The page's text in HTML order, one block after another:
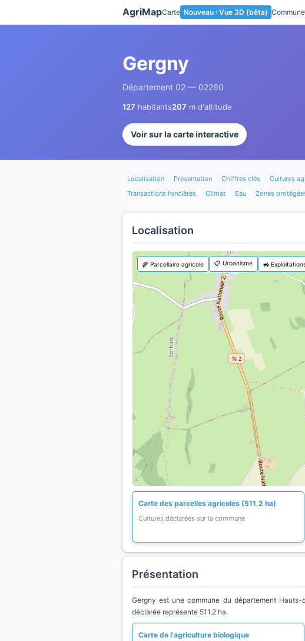
AgriMapCarte Nouveau : Vue 3D (bêta)
Gergny
Département 02 — 02260
127 habitants207 m d'altitude
Voir sur la carte interactive
Localisation Présentation Chiffres clés Cultures
Transactions foncières
Climat Eau Zones
Localisation
🌾 Parcellaire agricole 📋 Urbanisme 🚜
Carte des parcelles agricoles (511,2 ha)
Cultures déclarées sur la commune
Présentation
Gergny est une commune du département
déclarée représente 511,2 ha.
Carte de l'agriculture biologique
Panneau de gestion des cookies